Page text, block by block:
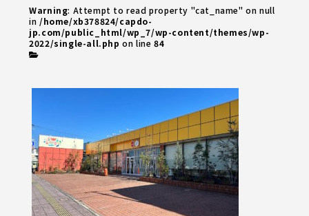
Warning: Attempt to read property "cat_name" on null
in/home/xb378824/capdo-
jp.com/public_html/wp_7/wp-content/themes/wp-
2022/single-all.php on line84